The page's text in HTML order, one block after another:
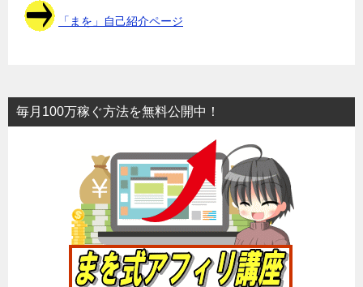
「まを」自己紹介ページ
毎月100万稼ぐ方法を無料公開中！